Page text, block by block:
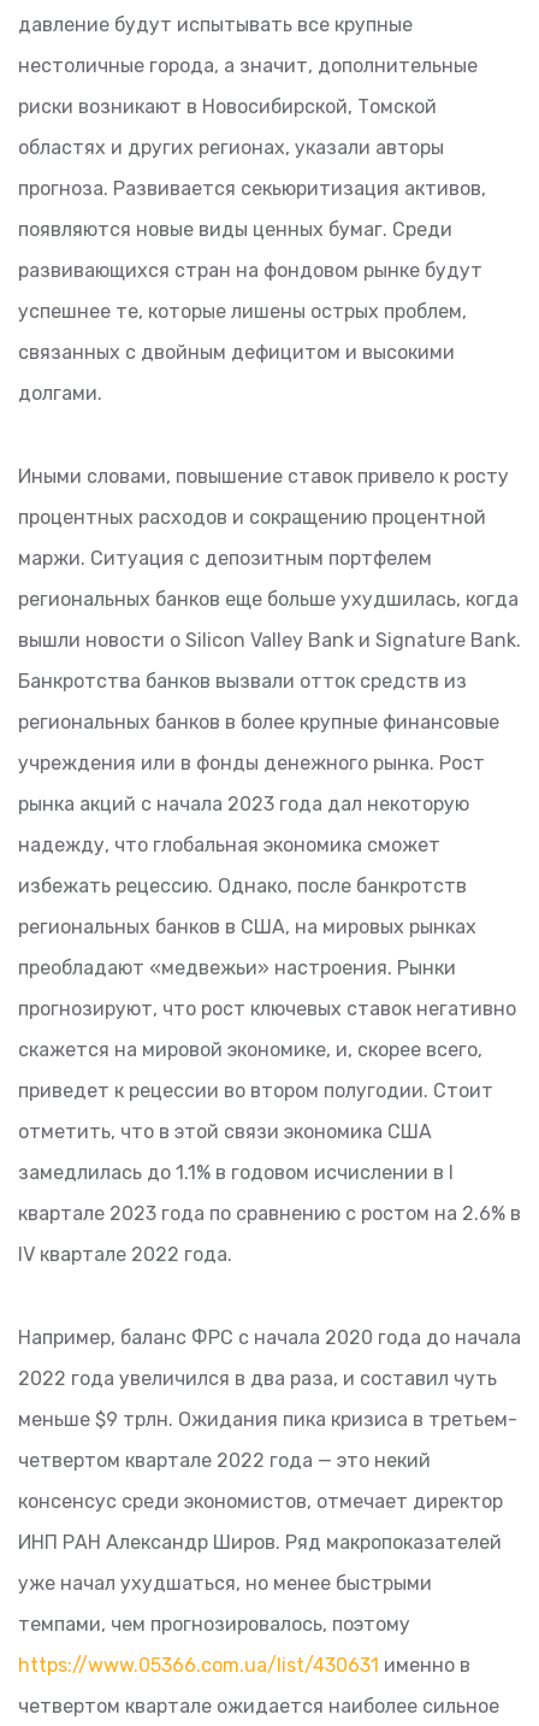
давление будут испытывать все крупные
нестоличные города, а значит, дополнительные
риски возникают в Новосибирской, Томской
областях и других регионах, указали авторы
прогноза. Развивается секьюритизация активов,
появляются новые виды ценных бумаг. Среди
развивающихся стран на фондовом рынке будут
успешнее те, которые лишены острых проблем,
связанных с двойным дефицитом и высокими
долгами.
Иными словами, повышение ставок привело к росту
процентных расходов и сокращению процентной
маржи. Ситуация с депозитным портфелем
региональных банков еще больше ухудшилась, когда
вышли новости о Silicon Valley Bank и Signature Bank.
Банкротства банков вызвали отток средств из
региональных банков в более крупные финансовые
учреждения или в фонды денежного рынка. Рост
рынка акций с начала 2023 года дал некоторую
надежду, что глобальная экономика сможет
избежать рецессию. Однако, после банкротств
региональных банков в США, на мировых рынках
преобладают «медвежьи» настроения. Рынки
прогнозируют, что рост ключевых ставок негативно
скажется на мировой экономике, и, скорее всего,
приведет к рецессии во втором полугодии. Стоит
отметить, что в этой связи экономика США
замедлилась до 1.1% в годовом исчислении в I
квартале 2023 года по сравнению с ростом на 2.6% в
IV квартале 2022 года.
Например, баланс ФРС с начала 2020 года до начала
2022 года увеличился в два раза, и составил чуть
меньше $9 трлн. Ожидания пика кризиса в третьем-
четвертом квартале 2022 года — это некий
консенсус среди экономистов, отмечает директор
ИНП РАН Александр Широв. Ряд макропоказателей
уже начал ухудшаться, но менее быстрыми
темпами, чем прогнозировалось, поэтому
https://www.05366.com.ua/list/430631 именно в
четвертом квартале ожидается наиболее сильное